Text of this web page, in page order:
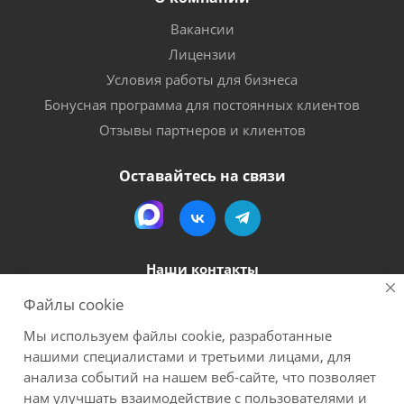
Вакансии
Лицензии
Условия работы для бизнеса
Бонусная программа для постоянных клиентов
Отзывы партнеров и клиентов
Оставайтесь на связи
Наши контакты
megapack-secr@inbox.ru
2026 Мегапак
Файлы cookie
Мы используем файлы cookie, разработанные
нашими специалистами и третьими лицами, для
анализа событий на нашем веб-сайте, что позволяет
нам улучшать взаимодействие с пользователями и